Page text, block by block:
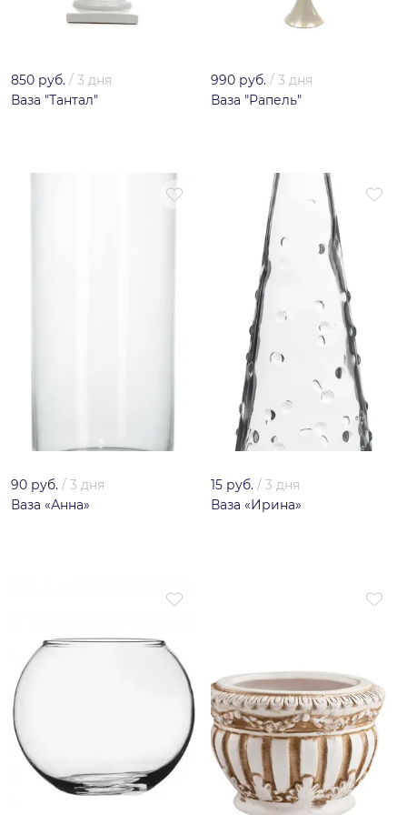
850 руб. / 3 дня
Ваза "Тантал"
990 руб. / 3 дня
Ваза "Рапель"
90 руб. / 3 дня
Ваза «Анна»
15 руб. / 3 дня
Ваза «Ирина»